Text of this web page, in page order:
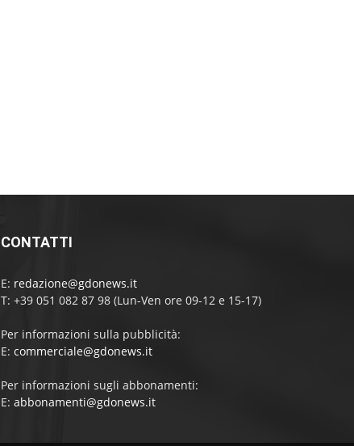
CONTATTI
E: redazione@gdonews.it
T: +39 051 082 87 98 (Lun-Ven ore 09-12 e 15-17)
Per informazioni sulla pubblicità:
E: commerciale@gdonews.it
Per informazioni sugli abbonamenti:
E: abbonamenti@gdonews.it